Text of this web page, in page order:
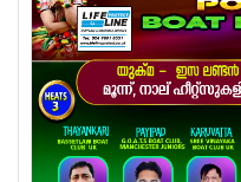
വിശദീകരണം.
നടത്തുന്ന നടപടിക്രമം
ഇതുമായി ബന്ധപ്പെട്ട
നിന്ന് ലഭിക്കുന്ന വിവരം